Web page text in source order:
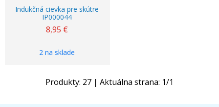
Indukčná cievka pre skútre
IP000044
8,95 €
2 na sklade
Produkty: 27 | Aktuálna strana: 1/1